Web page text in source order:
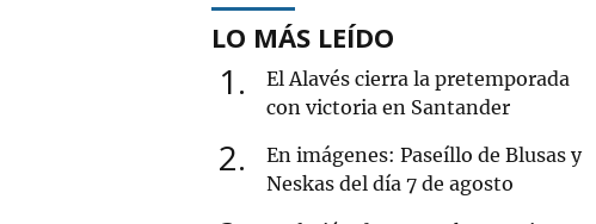
LO MÁS LEÍDO
1
El Alavés cierra la pretemporada
con victoria en Santander
2
En imágenes: Paseíllo de Blusas y
Neskas del día 7 de agosto